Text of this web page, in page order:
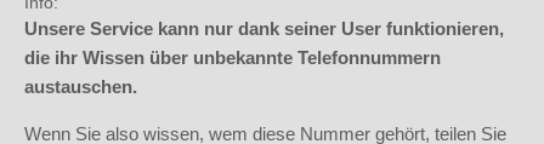
Unsere Service kann nur dank seiner User funktionieren,
die ihr Wissen über unbekannte Telefonnummern
austauschen.
Wenn Sie also wissen, wem diese Nummer gehört, teilen Sie